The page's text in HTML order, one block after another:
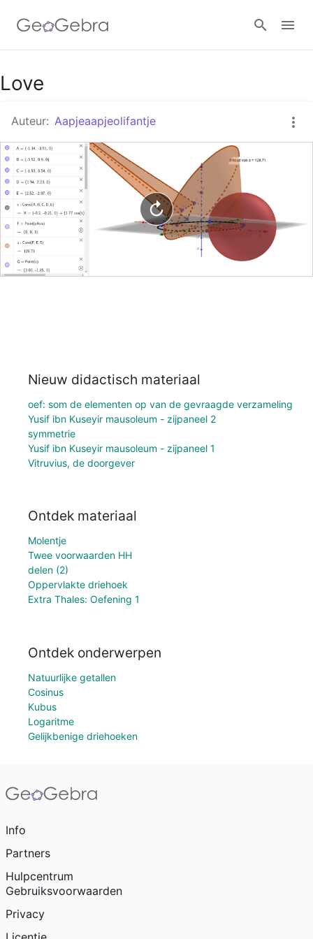
GeoGebra Klaslokaal
Aanmelden
Love
Auteur: Aapjeaapjeolifantje
Nieuw didactisch materiaal
oef: som de elementen op van de gevraagde verzameling
Yusif ibn Kuseyir mausoleum - zijpaneel 2
symmetrie
Yusif ibn Kuseyir mausoleum - zijpaneel 1
Vitruvius, de doorgever
Ontdek materiaal
Molentje
Twee voorwaarden HH
delen (2)
Oppervlakte driehoek
Extra Thales: Oefening 1
Ontdek onderwerpen
Natuurlijke getallen
Cosinus
Kubus
Logaritme
Gelijkbenige driehoeken
Info
Partners
Hulpcentrum
Gebruiksvoorwaarden
Privacy